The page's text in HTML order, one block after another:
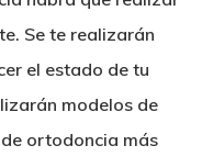
Se te realizarán
el estado de tu
modelos de
ortodoncia más